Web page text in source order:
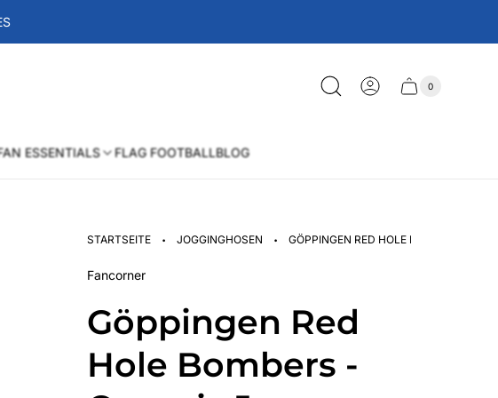
Schublade
Anzahl
0
ESSENTIALS FLAG FOOTBALLBLOG
STARTSEITE · JOGGINGHOSEN · GÖPPINGEN RED HOLE BOMBERS -
Fancorner
Göppingen Red
Hole Bombers -